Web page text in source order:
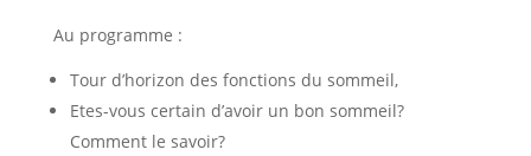
Au programme :
Tour d’horizon des fonctions du sommeil,
Etes-vous certain d’avoir un bon sommeil?
Comment le savoir?